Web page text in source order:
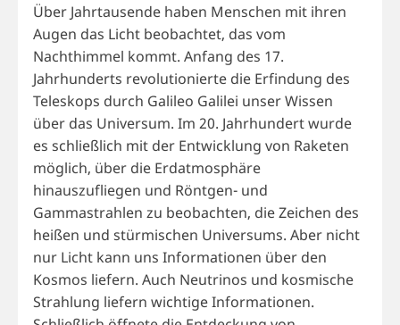
Über Jahrtausende haben Menschen mit ihren
Augen das Licht beobachtet, das vom
Nachthimmel kommt. Anfang des 17.
Jahrhunderts revolutionierte die Erfindung des
Teleskops durch Galileo Galilei unser Wissen
über das Universum. Im 20. Jahrhundert wurde
es schließlich mit der Entwicklung von Raketen
möglich, über die Erdatmosphäre
hinauszufliegen und Röntgen- und
Gammastrahlen zu beobachten, die Zeichen des
heißen und stürmischen Universums. Aber nicht
nur Licht kann uns Informationen über den
Kosmos liefern. Auch Neutrinos und kosmische
Strahlung liefern wichtige Informationen.